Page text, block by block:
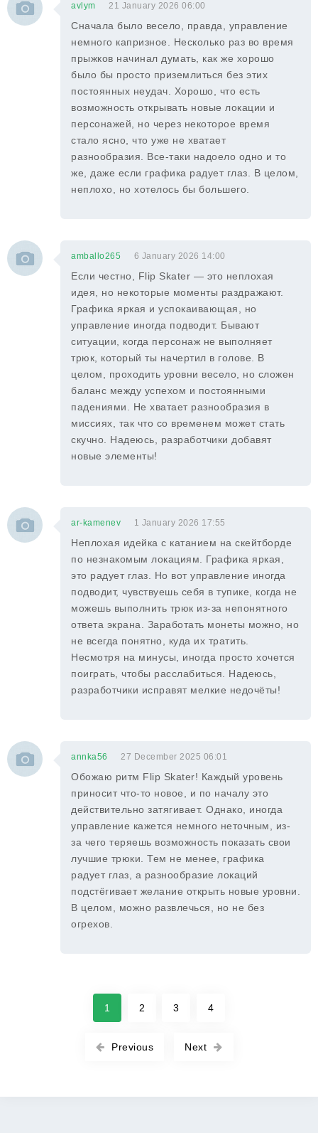
avlym 21 January 2026 06:00
Сначала было весело, правда, управление
немного капризное. Несколько раз во время
прыжков начинал думать, как же хорошо
было бы просто приземлиться без этих
постоянных неудач. Хорошо, что есть
возможность открывать новые локации и
персонажей, но через некоторое время
стало ясно, что уже не хватает
разнообразия. Все-таки надоело одно и то
же, даже если графика радует глаз. В целом,
неплохо, но хотелось бы большего.
amballo265 6 January 2026 14:00
Если честно, Flip Skater — это неплохая
идея, но некоторые моменты раздражают.
Графика яркая и успокаивающая, но
управление иногда подводит. Бывают
ситуации, когда персонаж не выполняет
трюк, который ты начертил в голове. В
целом, проходить уровни весело, но сложен
баланс между успехом и постоянными
падениями. Не хватает разнообразия в
миссиях, так что со временем может стать
скучно. Надеюсь, разработчики добавят
новые элементы!
ar-kamenev 1 January 2026 17:55
Неплохая идейка с катанием на скейтборде
по незнакомым локациям. Графика яркая,
это радует глаз. Но вот управление иногда
подводит, чувствуешь себя в тупике, когда не
можешь выполнить трюк из-за непонятного
ответа экрана. Заработать монеты можно, но
не всегда понятно, куда их тратить.
Несмотря на минусы, иногда просто хочется
поиграть, чтобы расслабиться. Надеюсь,
разработчики исправят мелкие недочёты!
annka56 27 December 2025 06:01
Обожаю ритм Flip Skater! Каждый уровень
приносит что-то новое, и по началу это
действительно затягивает. Однако, иногда
управление кажется немного неточным, из-
за чего теряешь возможность показать свои
лучшие трюки. Тем не менее, графика
радует глаз, а разнообразие локаций
подстёгивает желание открыть новые уровни.
В целом, можно развлечься, но не без
огрехов.
Previous
1 2 3 4
Next